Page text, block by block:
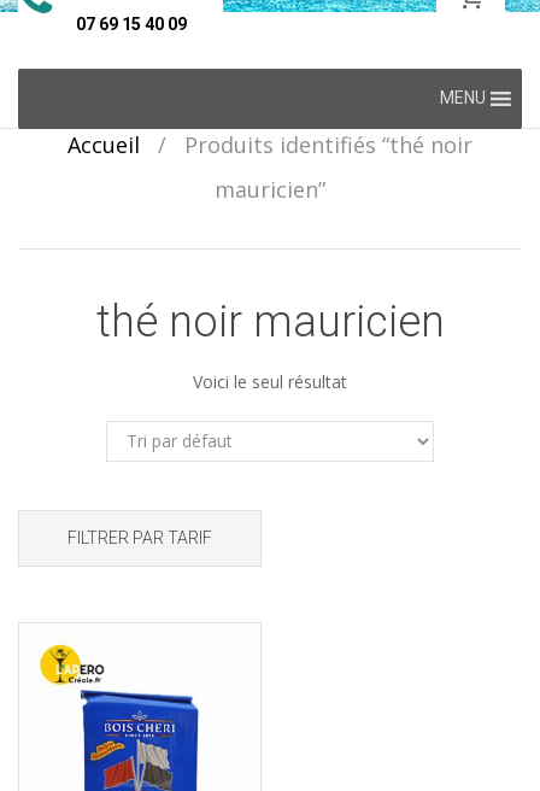
07 69 15 40 09
content
MENU
Accueil /
Produits identifiés “thé noir
mauricien”
thé noir mauricien
Voici le seul résultat
FILTRER PAR TARIF